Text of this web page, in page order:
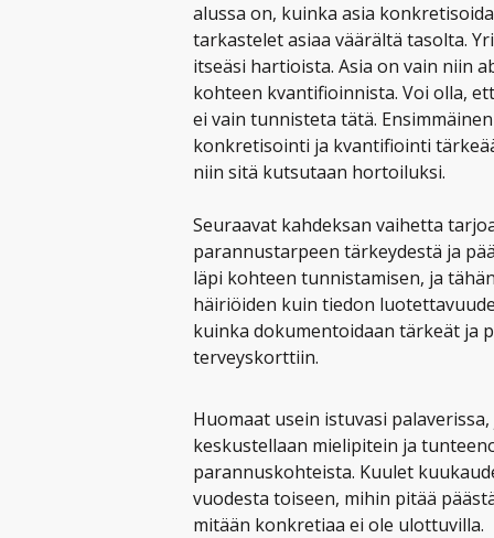
alussa on, kuinka asia
tarkastelet asiaa väärältä tasolta.
itseäsi hartioista. Asia on vain niin
kohteen kvantifioinnista. Voi olla,
ei vain tunnisteta tätä.
konkretisointi ja kvantifiointi
niin sitä kutsutaan hortoiluksi.
Seuraavat kahdeksan vaihetta
parannustarpeen tärkeydestä ja
läpi kohteen tunnistamisen, ja
häiriöiden kuin tiedon
kuinka dokumentoidaan tärkeät ja
terveyskorttiin.
Huomaat usein istuvasi palaverissa,
keskustellaan mielipitein ja
parannuskohteista. Kuulet
vuodesta toiseen, mihin pitää
mitään konkretiaa ei ole ulottuvilla.